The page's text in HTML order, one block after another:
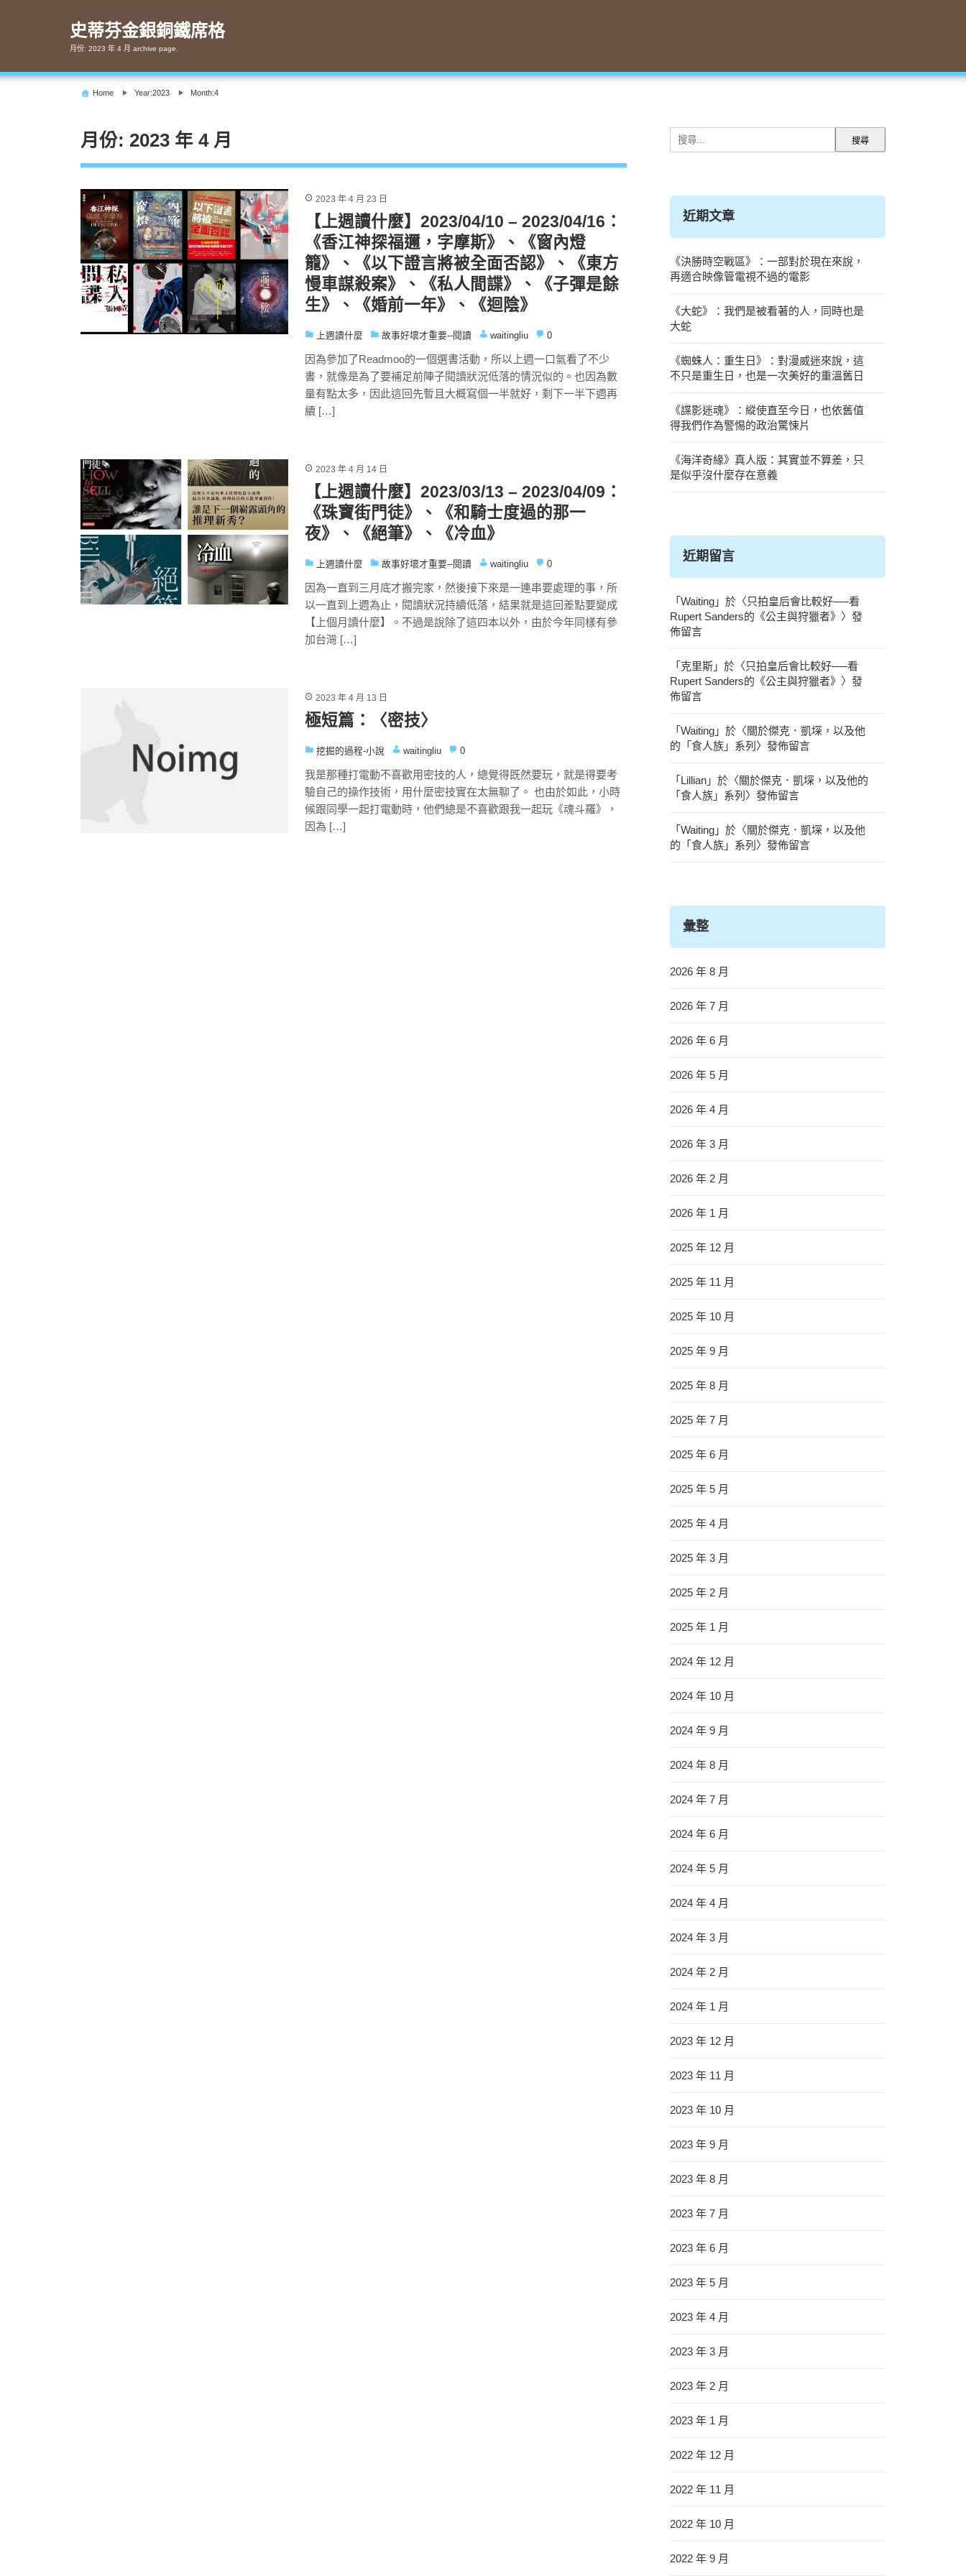
史蒂芬金銀銅鐵席格
月份: 2023 年 4 月 archive page.
Home Year:2023 Month:4
月份: 2023 年 4 月
2023 年 4 月 23 日
【上週讀什麼】2023/04/10 – 2023/04/16：
《香江神探福邇，字摩斯》、《窗內燈
籠》、《以下證言將被全面否認》、《東方
慢車謀殺案》、《私人間諜》、《子彈是餘
生》、《婚前一年》、《迴陰》
上週讀什麼 故事好壞才重要--閱讀 waitingliu 0
因為參加了Readmoo的一個選書活動，所以上週一口氣看了不少
書，就像是為了要補足前陣子閱讀狀況低落的情況似的。也因為數
量有點太多，因此這回先暫且大概寫個一半就好，剩下一半下週再
續 […]
2023 年 4 月 14 日
【上週讀什麼】2023/03/13 – 2023/04/09：
《珠寶街門徒》、《和騎士度過的那一
夜》、《絕筆》、《冷血》
上週讀什麼 故事好壞才重要--閱讀 waitingliu 0
因為一直到三月底才搬完家，然後接下來是一連串要處理的事，所
以一直到上週為止，閱讀狀況持續低落，結果就是這回差點要變成
【上個月讀什麼】。不過是說除了這四本以外，由於今年同樣有參
加台灣 […]
2023 年 4 月 13 日
極短篇：〈密技〉
挖掘的過程-小說 waitingliu 0
我是那種打電動不喜歡用密技的人，總覺得既然要玩，就是得要考
驗自己的操作技術，用什麼密技實在太無聊了。 也由於如此，小時
候跟同學一起打電動時，他們總是不喜歡跟我一起玩《魂斗羅》，
因為 […]
搜
尋
字:
近期文章
《決勝時空戰區》：一部對於現在來說，
再適合映像管電視不過的電影
《大蛇》：我們是被看著的人，同時也是
大蛇
《蜘蛛人：重生日》：對漫威迷來說，這
不只是重生日，也是一次美好的重溫舊日
《諜影迷魂》：縱使直至今日，也依舊值
得我們作為警惕的政治驚悚片
《海洋奇緣》真人版：其實並不算差，只
是似乎沒什麼存在意義
近期留言
「 Waiting 」於〈只拍皇后會比較好──看
Rupert Sanders的《公主與狩獵者》 〉發
佈留言
「 克里斯 」於〈只拍皇后會比較好──看
Rupert Sanders的《公主與狩獵者》 〉發
佈留言
「 Waiting 」於〈關於傑克．凱堔，以及他
的「食人族」系列 〉發佈留言
「 Lillian 」於〈關於傑克．凱堔，以及他的
「食人族」系列 〉發佈留言
「 Waiting 」於〈關於傑克．凱堔，以及他
的「食人族」系列 〉發佈留言
彙整
2026 年 8 月
2026 年 7 月
2026 年 6 月
2026 年 5 月
2026 年 4 月
2026 年 3 月
2026 年 2 月
2026 年 1 月
2025 年 12 月
2025 年 11 月
2025 年 10 月
2025 年 9 月
2025 年 8 月
2025 年 7 月
2025 年 6 月
2025 年 5 月
2025 年 4 月
2025 年 3 月
2025 年 2 月
2025 年 1 月
2024 年 12 月
2024 年 10 月
2024 年 9 月
2024 年 8 月
2024 年 7 月
2024 年 6 月
2024 年 5 月
2024 年 4 月
2024 年 3 月
2024 年 2 月
2024 年 1 月
2023 年 12 月
2023 年 11 月
2023 年 10 月
2023 年 9 月
2023 年 8 月
2023 年 7 月
2023 年 6 月
2023 年 5 月
2023 年 4 月
2023 年 3 月
2023 年 2 月
2023 年 1 月
2022 年 12 月
2022 年 11 月
2022 年 10 月
2022 年 9 月